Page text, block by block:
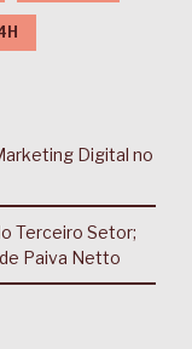
Digital no
Terceiro Setor;
Paiva Netto